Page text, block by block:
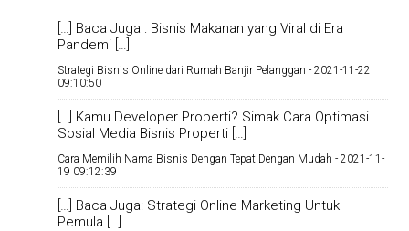
[…] Baca Juga : Bisnis Makanan yang Viral di Era
Pandemi […]
Strategi Bisnis Online dari Rumah Banjir Pelanggan - 2021-11-22
09:10:50
[…] Kamu Developer Properti? Simak Cara Optimasi
Sosial Media Bisnis Properti […]
Cara Memilih Nama Bisnis Dengan Tepat Dengan Mudah - 2021-11-
19 09:12:39
[…] Baca Juga: Strategi Online Marketing Untuk
Pemula […]